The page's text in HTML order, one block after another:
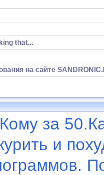
that...
на сайте
Кому за
и